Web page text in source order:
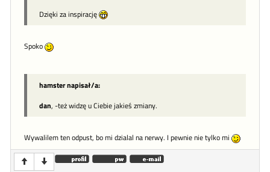
Dzięki za inspirację
Spoko
hamster napisał/a:
dan, -też widzę u Ciebie jakieś zmiany.
Wywalilem ten odpust, bo mi dzialal na nerwy. I pewnie nie tylko mi